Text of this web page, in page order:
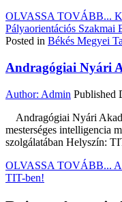
OLVASSA TOVÁBB...
Pályaorientációs Szakmai
Posted in Békés Megyei
Andragógiai Nyári
Author: Admin Published
Andragógiai Nyári
mesterséges intelligencia
szolgálatában Helyszín:
OLVASSA TOVÁBB...
TIT-ben!